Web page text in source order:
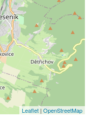
Leaflet | OpenStreetMap